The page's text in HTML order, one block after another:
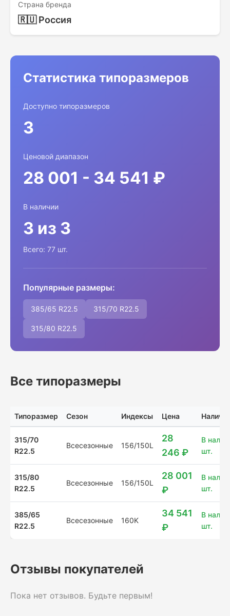
Страна бренда
🇷🇺 Россия
Статистика типоразмеров
Доступно типоразмеров
3
Ценовой диапазон
28 001 - 34 541 ₽
В наличии
3 из 3
Всего: 77 шт.
Популярные размеры:
385/65 R22.5 315/70 R22.5
315/80 R22.5
Все типоразмеры
Типоразмер Сезон Индексы Цена
315/70
R22.5
Всесезонные 156/150L
28
246 ₽
В
шт.
315/80
R22.5
Всесезонные 156/150L
28 001
₽
В
шт.
385/65
R22.5
Всесезонные 160K
34 541
₽
В
шт.
Отзывы покупателей
Пока нет отзывов. Будьте первым!